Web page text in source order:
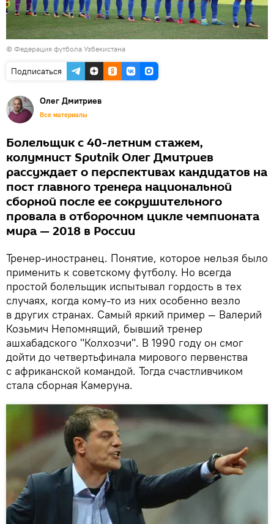
© Федерация футбола Узбекистана
Подписаться
Олег Дмитриев
Все материалы
Болельщик с 40-летним стажем,
колумнист Sputnik Олег Дмитриев
рассуждает о перспективах кандидатов на
пост главного тренера национальной
сборной после ее сокрушительного
провала в отборочном цикле чемпионата
мира — 2018 в России
Тренер-иностранец. Понятие, которое нельзя было
применить к советскому футболу. Но всегда
простой болельщик испытывал гордость в тех
случаях, когда кому-то из них особенно везло
в других странах. Самый яркий пример — Валерий
Козьмич Непомнящий, бывший тренер
ашхабадского "Колхозчи". В 1990 году он смог
дойти до четвертьфинала мирового первенства
с африканской командой. Тогда счастливчиком
стала сборная Камеруна.